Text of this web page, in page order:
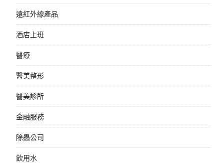
遠紅外線產品
酒店上班
醫療
醫美整形
醫美診所
金融服務
除蟲公司
飲用水